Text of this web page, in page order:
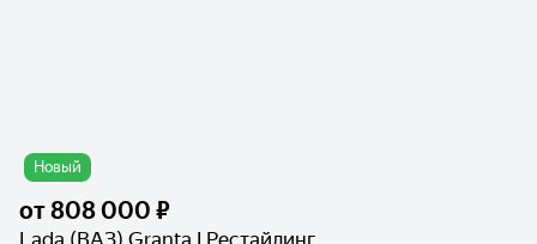
Новый
от808 000 ₽
Lada (ВАЗ) Granta I Рестайлинг